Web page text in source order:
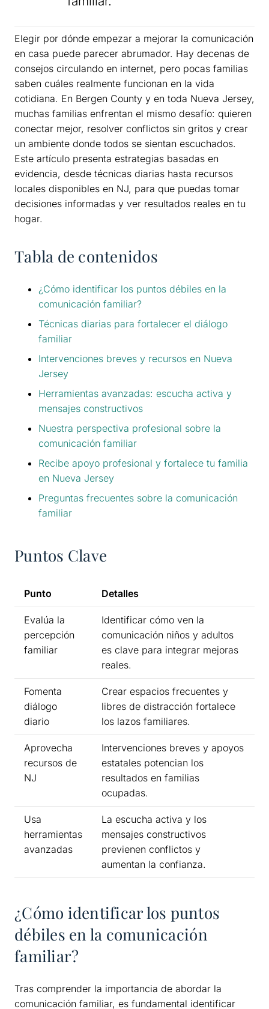
Elegir por dónde empezar a mejorar la comunicación
en casa puede parecer abrumador. Hay decenas de
consejos circulando en internet, pero pocas familias
saben cuáles realmente funcionan en la vida
cotidiana. En Bergen County y en toda Nueva Jersey,
muchas familias enfrentan el mismo desafío: quieren
conectar mejor, resolver conflictos sin gritos y crear
un ambiente donde todos se sientan escuchados.
Este artículo presenta estrategias basadas en
evidencia, desde técnicas diarias hasta recursos
locales disponibles en NJ, para que puedas tomar
decisiones informadas y ver resultados reales en tu
hogar.
Tabla de contenidos
¿Cómo identificar los puntos débiles en la
comunicación familiar?
Técnicas diarias para fortalecer el diálogo
familiar
Intervenciones breves y recursos en Nueva
Jersey
Herramientas avanzadas: escucha activa y
mensajes constructivos
Nuestra perspectiva profesional sobre la
comunicación familiar
Recibe apoyo profesional y fortalece tu familia
en Nueva Jersey
Preguntas frecuentes sobre la comunicación
familiar
Puntos Clave
Punto Detalles
Evalúa la
percepción
familiar
Identificar cómo ven la
comunicación niños y adultos
es clave para integrar mejoras
reales.
Fomenta
diálogo
diario
Crear espacios frecuentes y
libres de distracción fortalece
los lazos familiares.
Aprovecha
recursos de
NJ
Intervenciones breves y apoyos
estatales potencian los
resultados en familias
ocupadas.
Usa
herramientas
avanzadas
La escucha activa y los
mensajes constructivos
previenen conflictos y
aumentan la confianza.
¿Cómo identificar los puntos
débiles en la comunicación
familiar?
Tras comprender la importancia de abordar la
comunicación familiar, es fundamental identificar